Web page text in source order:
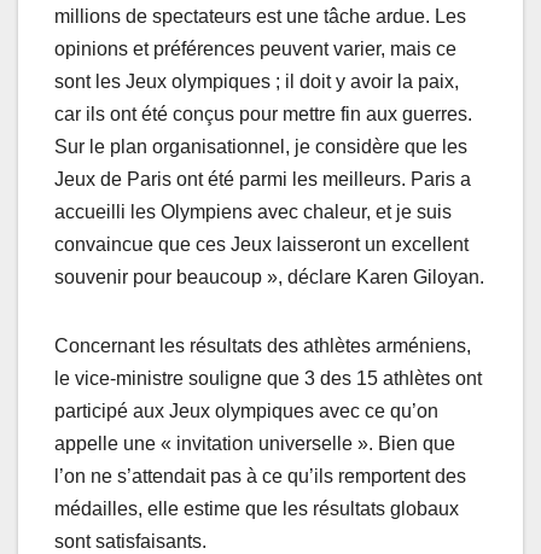
millions de spectateurs est une tâche ardue. Les
opinions et préférences peuvent varier, mais ce
sont les Jeux olympiques ; il doit y avoir la paix,
car ils ont été conçus pour mettre fin aux guerres.
Sur le plan organisationnel, je considère que les
Jeux de Paris ont été parmi les meilleurs. Paris a
accueilli les Olympiens avec chaleur, et je suis
convaincue que ces Jeux laisseront un excellent
souvenir pour beaucoup », déclare Karen Giloyan.
Concernant les résultats des athlètes arméniens,
le vice-ministre souligne que 3 des 15 athlètes ont
participé aux Jeux olympiques avec ce qu’on
appelle une « invitation universelle ». Bien que
l’on ne s’attendait pas à ce qu’ils remportent des
médailles, elle estime que les résultats globaux
sont satisfaisants.